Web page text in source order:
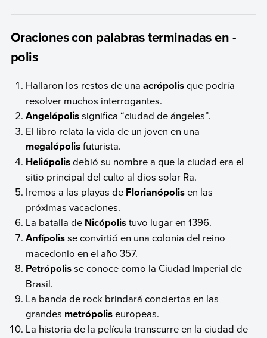
Oraciones con palabras terminadas en -
polis
Hallaron los restos de unaacrópolisque podría
resolver muchos interrogantes.
Angelópolissignifica “ciudad de ángeles”.
El libro relata la vida de un joven en una
megalópolisfuturista.
Heliópolisdebió su nombre a que la ciudad era el
sitio principal del culto al dios solar Ra.
Iremos a las playas de Florianópolisen las
próximas vacaciones.
La batalla de Nicópolistuvo lugar en 1396.
Anfípolisse convirtió en una colonia del reino
macedonio en el año 357.
Petrópolisse conoce como la Ciudad Imperial de
Brasil.
La banda de rock brindará conciertos en las
grandes metrópoliseuropeas.
La historia de la película transcurre en la ciudad de